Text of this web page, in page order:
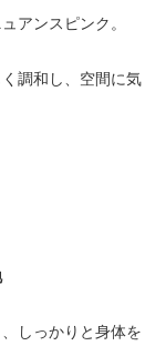
アンスピンク。
調和し、空間に気
しっかりと身体を